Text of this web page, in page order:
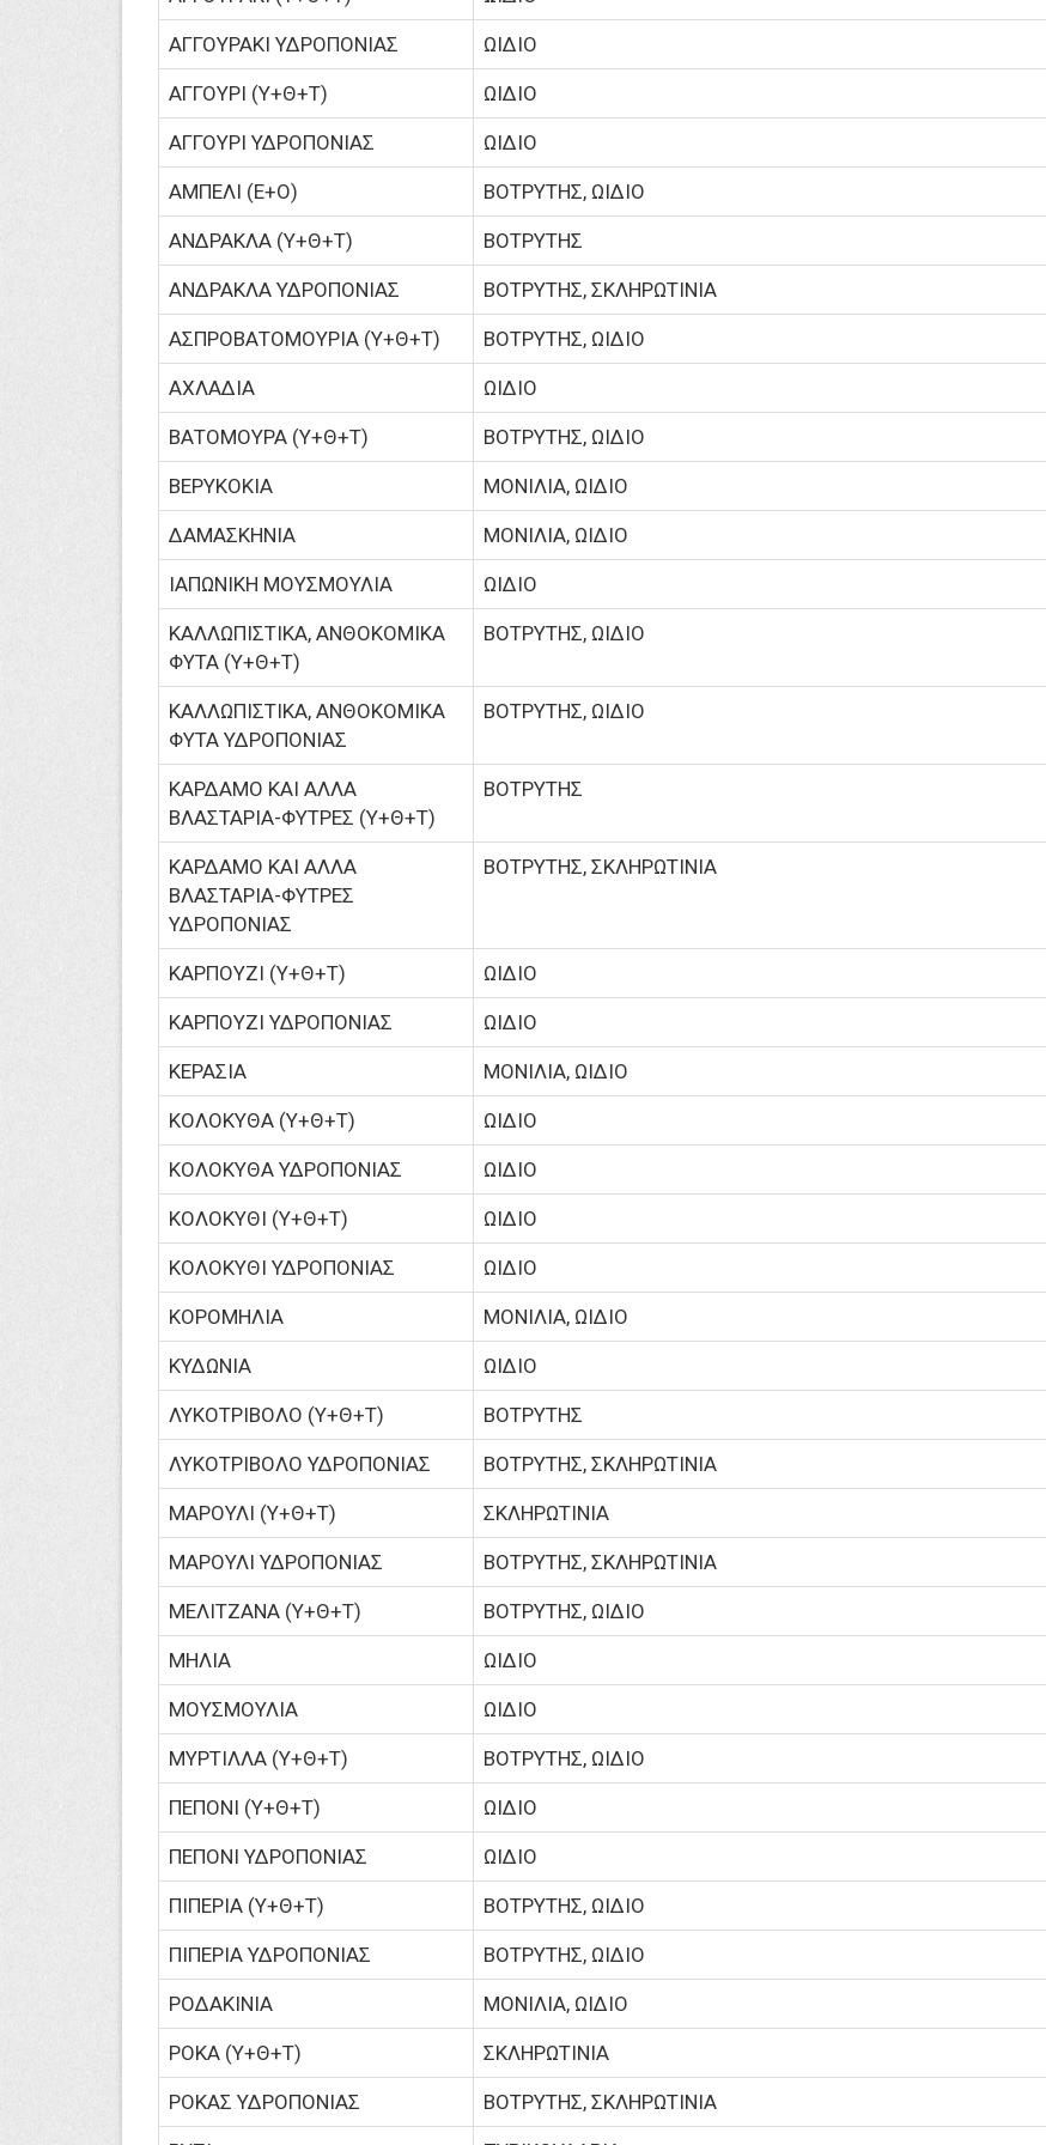
ΑΓΓΟΥΡΑΚΙ ΥΔΡΟΠΟΝΙΑΣ ΩΙΔΙΟ
ΑΓΓΟΥΡΙ (Υ+Θ+Τ) ΩΙΔΙΟ
ΑΓΓΟΥΡΙ ΥΔΡΟΠΟΝΙΑΣ ΩΙΔΙΟ
ΑΜΠΕΛΙ (Ε+Ο) ΒΟΤΡΥΤΗΣ, ΩΙΔΙΟ
ΑΝΔΡΑΚΛΑ (Υ+Θ+Τ) ΒΟΤΡΥΤΗΣ
ΑΝΔΡΑΚΛΑ ΥΔΡΟΠΟΝΙΑΣ ΒΟΤΡΥΤΗΣ, ΣΚΛΗΡΩΤΙΝΙΑ
ΑΣΠΡΟΒΑΤΟΜΟΥΡΙΑ (Υ+Θ+Τ) ΒΟΤΡΥΤΗΣ, ΩΙΔΙΟ
ΑΧΛΑΔΙΑ ΩΙΔΙΟ
ΒΑΤΟΜΟΥΡΑ (Υ+Θ+Τ) ΒΟΤΡΥΤΗΣ, ΩΙΔΙΟ
ΒΕΡΥΚΟΚΙΑ ΜΟΝΙΛΙΑ, ΩΙΔΙΟ
ΔΑΜΑΣΚΗΝΙΑ ΜΟΝΙΛΙΑ, ΩΙΔΙΟ
ΙΑΠΩΝΙΚΗ ΜΟΥΣΜΟΥΛΙΑ ΩΙΔΙΟ
ΚΑΛΛΩΠΙΣΤΙΚΑ, ΑΝΘΟΚΟΜΙΚΑ
ΦΥΤΑ (Υ+Θ+Τ)
ΒΟΤΡΥΤΗΣ, ΩΙΔΙΟ
ΚΑΛΛΩΠΙΣΤΙΚΑ, ΑΝΘΟΚΟΜΙΚΑ
ΦΥΤΑ ΥΔΡΟΠΟΝΙΑΣ
ΒΟΤΡΥΤΗΣ, ΩΙΔΙΟ
ΚΑΡΔΑΜΟ ΚΑΙ ΑΛΛΑ
ΒΛΑΣΤΑΡΙΑ-ΦΥΤΡΕΣ (Υ+Θ+Τ)
ΒΟΤΡΥΤΗΣ
ΚΑΡΔΑΜΟ ΚΑΙ ΑΛΛΑ
ΒΛΑΣΤΑΡΙΑ-ΦΥΤΡΕΣ
ΥΔΡΟΠΟΝΙΑΣ
ΒΟΤΡΥΤΗΣ, ΣΚΛΗΡΩΤΙΝΙΑ
ΚΑΡΠΟΥΖΙ (Υ+Θ+Τ) ΩΙΔΙΟ
ΚΑΡΠΟΥΖΙ ΥΔΡΟΠΟΝΙΑΣ ΩΙΔΙΟ
ΚΕΡΑΣΙΑ ΜΟΝΙΛΙΑ, ΩΙΔΙΟ
ΚΟΛΟΚΥΘΑ (Υ+Θ+Τ) ΩΙΔΙΟ
ΚΟΛΟΚΥΘΑ ΥΔΡΟΠΟΝΙΑΣ ΩΙΔΙΟ
ΚΟΛΟΚΥΘΙ (Υ+Θ+Τ) ΩΙΔΙΟ
ΚΟΛΟΚΥΘΙ ΥΔΡΟΠΟΝΙΑΣ ΩΙΔΙΟ
ΚΟΡΟΜΗΛΙΑ ΜΟΝΙΛΙΑ, ΩΙΔΙΟ
ΚΥΔΩΝΙΑ ΩΙΔΙΟ
ΛΥΚΟΤΡΙΒΟΛΟ (Υ+Θ+Τ) ΒΟΤΡΥΤΗΣ
ΛΥΚΟΤΡΙΒΟΛΟ ΥΔΡΟΠΟΝΙΑΣ ΒΟΤΡΥΤΗΣ, ΣΚΛΗΡΩΤΙΝΙΑ
ΜΑΡΟΥΛΙ (Υ+Θ+Τ) ΣΚΛΗΡΩΤΙΝΙΑ
ΜΑΡΟΥΛΙ ΥΔΡΟΠΟΝΙΑΣ ΒΟΤΡΥΤΗΣ, ΣΚΛΗΡΩΤΙΝΙΑ
ΜΕΛΙΤΖΑΝΑ (Υ+Θ+T) ΒΟΤΡΥΤΗΣ, ΩΙΔΙΟ
ΜΗΛΙΑ ΩΙΔΙΟ
ΜΟΥΣΜΟΥΛΙΑ ΩΙΔΙΟ
ΜΥΡΤΙΛΛΑ (Υ+Θ+Τ) ΒΟΤΡΥΤΗΣ, ΩΙΔΙΟ
ΠΕΠΟΝΙ (Υ+Θ+Τ) ΩΙΔΙΟ
ΠΕΠΟΝΙ ΥΔΡΟΠΟΝΙΑΣ ΩΙΔΙΟ
ΠΙΠΕΡΙΑ (Υ+Θ+Τ) ΒΟΤΡΥΤΗΣ, ΩΙΔΙΟ
ΠΙΠΕΡΙΑ ΥΔΡΟΠΟΝΙΑΣ ΒΟΤΡΥΤΗΣ, ΩΙΔΙΟ
ΡΟΔΑΚΙΝΙΑ ΜΟΝΙΛΙΑ, ΩΙΔΙΟ
ΡΟΚΑ (Υ+Θ+Τ) ΣΚΛΗΡΩΤΙΝΙΑ
ΡΟΚΑΣ ΥΔΡΟΠΟΝΙΑΣ ΒΟΤΡΥΤΗΣ, ΣΚΛΗΡΩΤΙΝΙΑ